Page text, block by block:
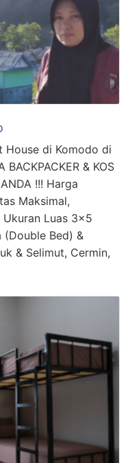
House di Komodo di
& KOS
!!! Harga
Maksimal,
Luas 3×5
(Double Bed) &
& Selimut, Cermin,